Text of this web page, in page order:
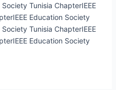
Tunisia ChapterIEEE
Education Society
Tunisia ChapterIEEE
Education Society